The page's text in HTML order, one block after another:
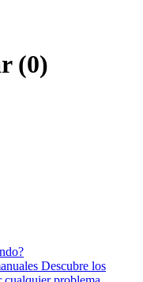
(0)
Descubre los